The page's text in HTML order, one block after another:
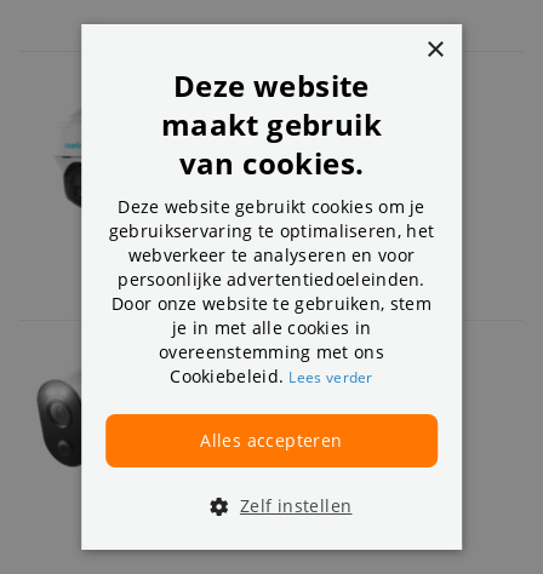
Reolink Argus PT Dual 4MP
4MP (2K), Dual Band
Stroomvoorziening:Accu
149,99
Uitverkocht
Reolink Argus 3
1 review(s)
Full HD resolutie:1920 x 1080px
Stroomvoorziening:
154,99
×
Deze website
maakt gebruik
van cookies.
Deze website gebruikt cookies om je
gebruikservaring te optimaliseren, het
webverkeer te analyseren en voor
persoonlijke advertentiedoeleinden.
Door onze website te gebruiken, stem
je in met alle cookies in
overeenstemming met ons
Cookiebeleid. Lees verder
Alles accepteren
Zelf instellen